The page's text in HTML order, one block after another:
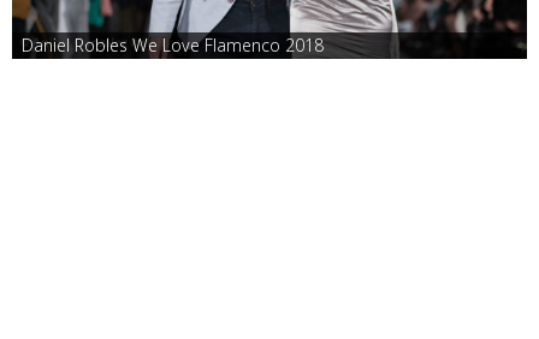
Daniel Robles We Love Flamenco 2018